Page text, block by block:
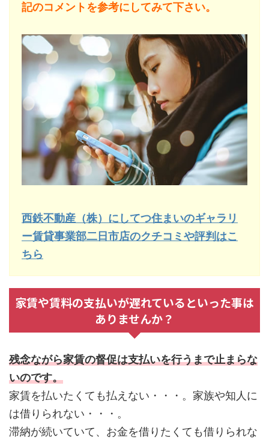
記のコメントを参考にしてみて下さい。
西鉄不動産（株）にしてつ住まいのギャラリ
ー賃貸事業部二日市店のクチコミや評判はこ
ちら
家賃や賃料の支払いが遅れているといった事は
ありませんか？
残念ながら家賃の督促は支払いを行うまで止まらな
いのです。
家賃を払いたくても払えない・・・。家族や知人に
は借りられない・・・。
滞納が続いていて、お金を借りたくても借りられな